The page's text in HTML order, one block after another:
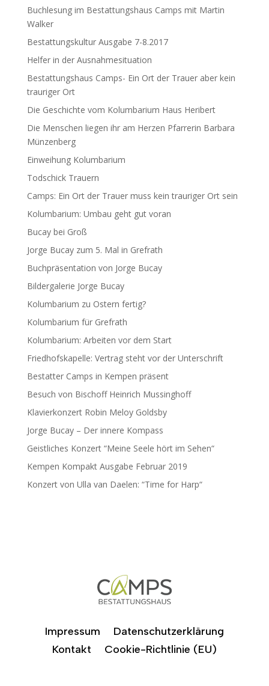
Buchlesung im Bestattungshaus Camps mit Martin
Walker
Bestattungskultur Ausgabe 7-8.2017
Helfer in der Ausnahmesituation
Bestattungshaus Camps- Ein Ort der Trauer aber kein
trauriger Ort
Die Geschichte vom Kolumbarium Haus Heribert
Die Menschen liegen ihr am Herzen Pfarrerin Barbara
Münzenberg
Einweihung Kolumbarium
Todschick Trauern
Camps: Ein Ort der Trauer muss kein trauriger Ort sein
Kolumbarium: Umbau geht gut voran
Bucay bei Groß
Jorge Bucay zum 5. Mal in Grefrath
Buchpräsentation von Jorge Bucay
Bildergalerie Jorge Bucay
Kolumbarium zu Ostern fertig?
Kolumbarium für Grefrath
Kolumbarium: Arbeiten vor dem Start
Friedhofskapelle: Vertrag steht vor der Unterschrift
Bestatter Camps in Kempen präsent
Besuch von Bischoff Heinrich Mussinghoff
Klavierkonzert Robin Meloy Goldsby
Jorge Bucay – Der innere Kompass
Geistliches Konzert “Meine Seele hört im Sehen“
Kempen Kompakt Ausgabe Februar 2019
Konzert von Ulla van Daelen: “Time for Harp“
Impressum
Datenschutzerklärung
Kontakt
Cookie-Richtlinie (EU)